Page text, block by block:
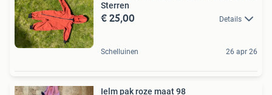
Sterren
€ 25,00 Details
Schelluinen 26 apr 26
Ielm pak roze maat 98